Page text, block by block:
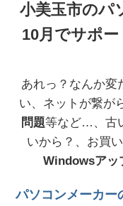
小美玉市のパ
10月でサポ
あれっ？なんか変
い、ネットが繋が
問題等など…、古
いから？、お買
Windowsアッ
パソコンメーカー